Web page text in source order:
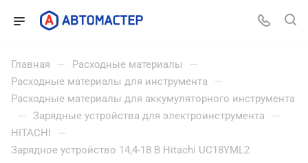
Главная — Расходные материалы —
Расходные материалы для инструмента —
Расходные материалы для аккумуляторного инструмента
— Зарядные устройства для электроинструмента —
HITACHI —
Зарядное устройство 14,4-18 В Hitachi UC18YML2